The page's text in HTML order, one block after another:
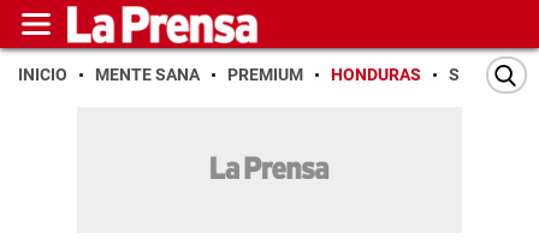
INICIO MENTE SANA PREMIUM HONDURAS SAN PEDRO